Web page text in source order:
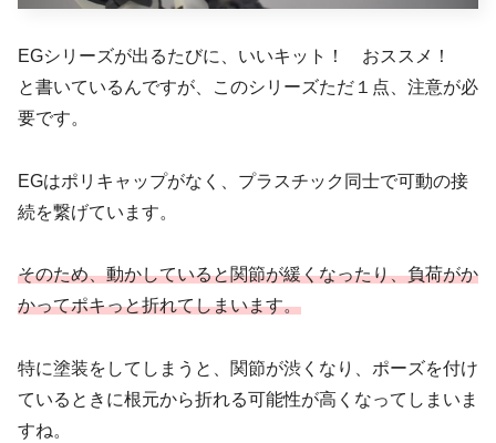
EGシリーズが出るたびに、いいキット！ おススメ！
と書いているんですが、このシリーズただ１点、注意が必
要です。
EGはポリキャップがなく、プラスチック同士で可動の接
続を繋げています。
そのため、動かしていると関節が緩くなったり、負荷がか
かってポキっと折れてしまいます。
特に塗装をしてしまうと、関節が渋くなり、ポーズを付け
ているときに根元から折れる可能性が高くなってしまいま
すね。